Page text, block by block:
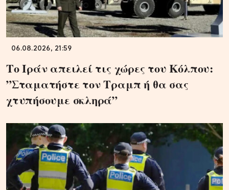
06.08.2026, 21:59
Το Ιράν απειλεί τις χώρες του Κόλπου:
”Σταματήστε τον Τραμπ ή θα σας
χτυπήσουμε σκληρά”